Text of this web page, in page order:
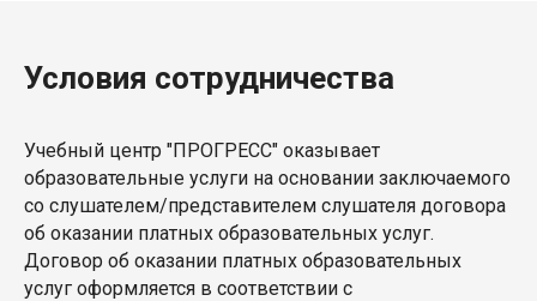
Условия сотрудничества
Учебный центр "ПРОГРЕСС" оказывает
образовательные услуги на основании заключаемого
со слушателем/представителем слушателя договора
об оказании платных образовательных услуг.
Договор об оказании платных образовательных
услуг оформляется в соответствии с